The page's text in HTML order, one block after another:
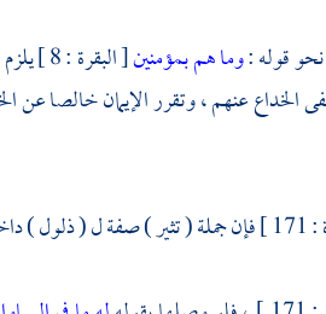
وما هم بمؤمنين[ البقرة : 8 ] يلزم الوقف هنا ، إذ لو وصل بقوله :
الخداع عنهم ، وتقرر الإيمان خالصا عن
للأرض .